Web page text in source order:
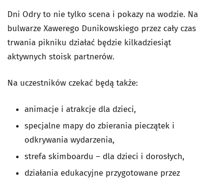
Dni Odry to nie tylko scena i pokazy na wodzie. Na
bulwarze Xawerego Dunikowskiego przez cały czas
trwania pikniku działać będzie kilkadziesiąt
aktywnych stoisk partnerów.
Na uczestników czekać będą także:
animacje i atrakcje dla dzieci,
specjalne mapy do zbierania pieczątek i
odkrywania wydarzenia,
strefa skimboardu – dla dzieci i dorosłych,
działania edukacyjne przygotowane przez